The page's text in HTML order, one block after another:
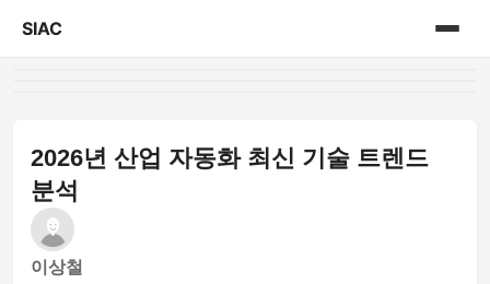
SIAC
2026년 산업 자동화 최신 기술 트렌드
분석
이상철